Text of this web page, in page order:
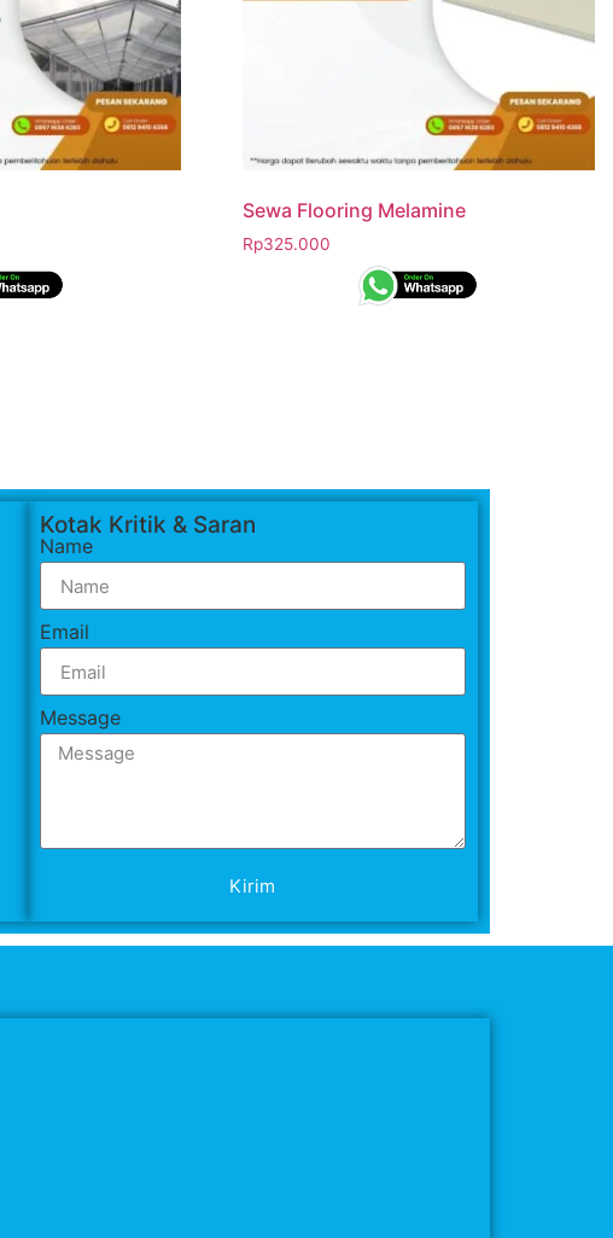
Sewa Flooring Melamine
Rp325.000
Kotak Kritik & Saran
Name
Email
Message
Kirim